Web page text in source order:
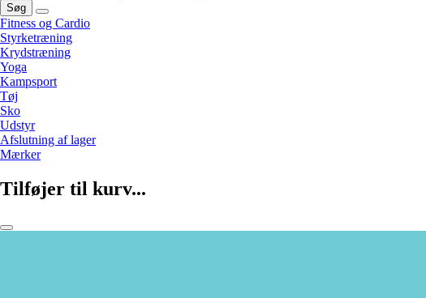
Søg
Fitness og Cardio
Styrketræning
Krydstræning
Yoga
Kampsport
Tøj
Sko
Udstyr
Afslutning af lager
Mærker
Tilføjer til kurv...